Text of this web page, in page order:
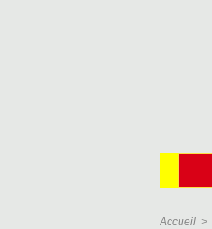
Accueil >